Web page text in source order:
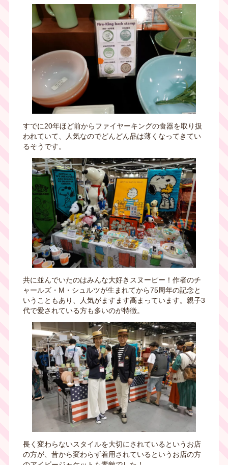
すでに20年ほど前からファイヤーキングの食器を取り扱
われていて、人気なのでどんどん品は薄くなってきてい
るそうです。
共に並んでいたのはみんな大好きスヌーピー！作者のチ
ャールズ・ M ・シュルツが生まれてから75周年の記念と
いうこともあり、人気がますます高まっています。親子3
代で愛されている方も多いのが特徴。
長く変わらないスタイルを大切にされているというお店
の方が、昔から変わらず着用されているというお店の方